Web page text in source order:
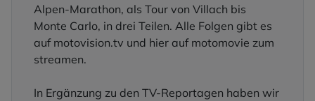
Alpen-Marathon, als Tour von Villach bis
Monte Carlo, in drei Teilen. Alle Folgen gibt es
auf motovision.tv und hier auf motomovie zum
streamen.
In Ergänzung zu den TV-Reportagen haben wir